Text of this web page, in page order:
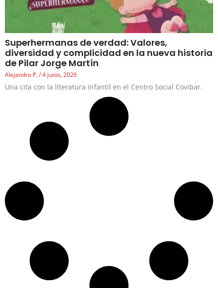
Superhermanas de verdad: Valores,
diversidad y complicidad en la nueva historia
de Pilar Jorge Martín
Alejandro P. 4 junio, 2026
Una cita con la literatura infantil en el Centro Social Covibar.